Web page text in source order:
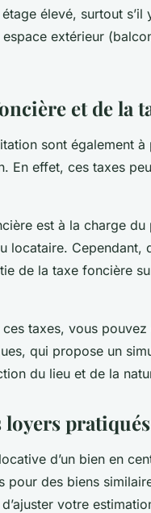
élevé, surtout
extérieur
et de la
sont également
En effet, ces taxes
est à la charge
locataire.
de la taxe foncière
taxes, vous
qui propose un
du lieu et de la
d’un bien en
pour des biens
votre